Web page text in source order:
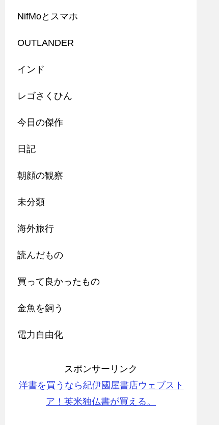
NifMoとスマホ
OUTLANDER
インド
レゴさくひん
今日の傑作
日記
朝顔の観察
未分類
海外旅行
読んだもの
買って良かったもの
金魚を飼う
電力自由化
スポンサーリンク
洋書を買うなら紀伊國屋書店ウェブスト
ア！英米独仏書が買える。